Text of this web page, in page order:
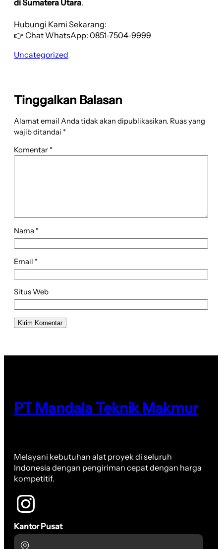
di Sumatera Utara.
Hubungi Kami Sekarang:
👉 Chat WhatsApp: 0851-7504-9999
Uncategorized
Tinggalkan Balasan
Alamat email Anda tidak akan dipublikasikan. Ruas yang
wajib ditandai *
Komentar *
Nama *
Email *
Situs Web
PT Mandala Teknik Makmur
Melayani kebutuhan alat proyek di seluruh
Indonesia dengan pengiriman cepat dengan harga
kompetitif.
Kantor Pusat